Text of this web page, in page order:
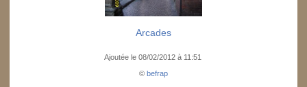
Arcades
Ajoutée le 08/02/2012 à 11:51
© befrap